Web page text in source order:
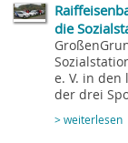
die
e. V. in den
der drei
> weiterlesen